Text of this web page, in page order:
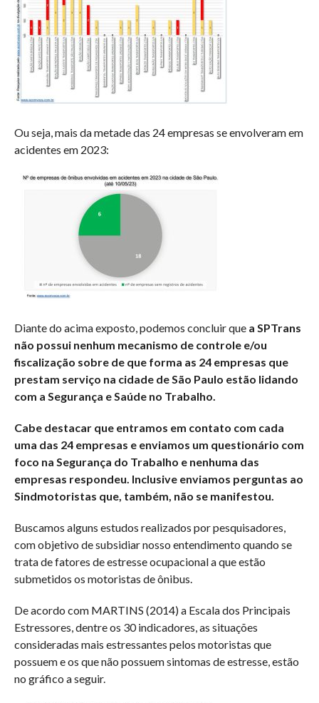
Ou seja, mais da metade das 24 empresas se envolveram em
acidentes em 2023:
Diante do acima exposto, podemos concluir que a SPTrans
não possui nenhum mecanismo de controle e/ou
fiscalização sobre de que forma as 24 empresas que
prestam serviço na cidade de São Paulo estão lidando
com a Segurança e Saúde no Trabalho.
Cabe destacar que entramos em contato com cada
uma das 24 empresas e enviamos um questionário com
foco na Segurança do Trabalho e nenhuma das
empresas respondeu. Inclusive enviamos perguntas ao
Sindmotoristas que, também, não se manifestou.
Buscamos alguns estudos realizados por pesquisadores,
com objetivo de subsidiar nosso entendimento quando se
trata de fatores de estresse ocupacional a que estão
submetidos os motoristas de ônibus.
De acordo com MARTINS (2014) a Escala dos Principais
Estressores, dentre os 30 indicadores, as situações
consideradas mais estressantes pelos motoristas que
possuem e os que não possuem sintomas de estresse, estão
no gráfico a seguir.